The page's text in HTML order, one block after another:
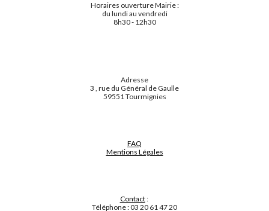
Horaires ouverture Mairie :
du lundi au vendredi
8h30 - 12h30
Adresse
3 , rue du Général de Gaulle
59551 Tourmignies
FAQ
Mentions Légales
Contact:
Téléphone : 03 20 61 47 20